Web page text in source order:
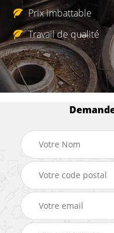
Prix imbattable
Travail de qualité